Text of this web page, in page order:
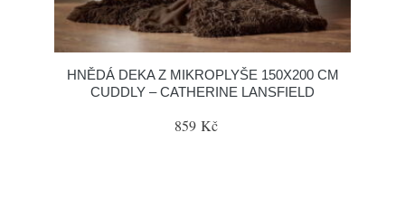
HNĚDÁ DEKA Z MIKROPLYŠE 150X200 CM
CUDDLY – CATHERINE LANSFIELD
859 Kč